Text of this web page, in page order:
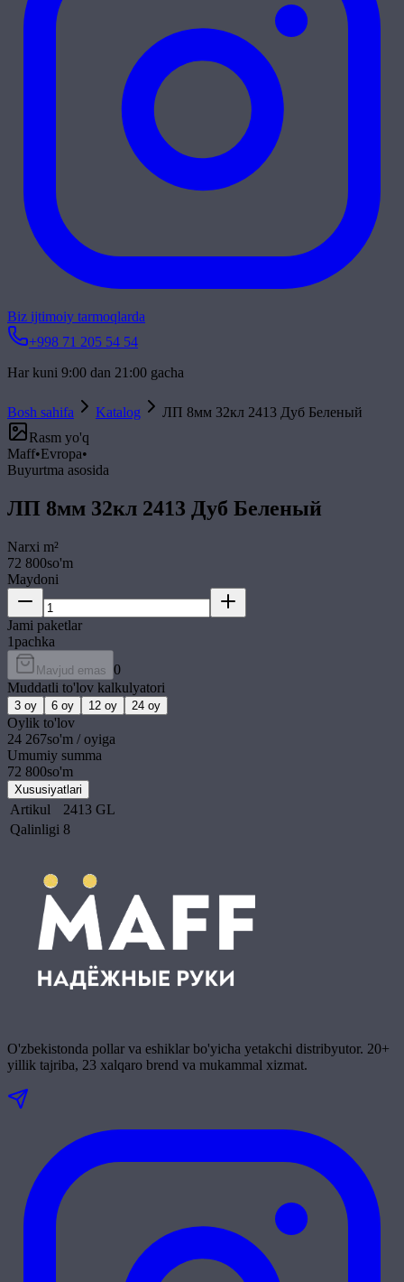
Biz ijtimoiy tarmoqlarda
+998 71 205 54 54
Har kuni 9:00 dan 21:00 gacha
Bosh sahifa Katalog
ЛП 8мм 32кл 2413 Дуб Беленый
Rasm yo'q
Maff•Evropa•
Buyurtma asosida
ЛП 8мм 32кл 2413 Дуб Беленый
Narxi m²
72 800so'm
Maydoni
Jami paketlar
1pachka
Mavjud emas 0
Muddatli to'lov kalkulyatori
3 oy 6 oy 12 oy 24 oy
Oylik to'lov
24 267so'm / oyiga
Umumiy summa
72 800so'm
Xususiyatlari
Artikul
2413 GL
Qalinligi 8
O'zbekistonda pollar va eshiklar bo'yicha yetakchi distribyutor. 20+
yillik tajriba, 23 xalqaro brend va mukammal xizmat.